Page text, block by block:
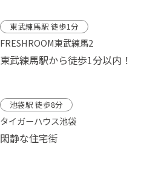
東武練馬駅 徒歩1分
FRESHROOM東武練馬2
東武練馬駅から徒歩1分以内！
池袋駅 徒歩8分
タイガーハウス池袋
閑静な住宅街